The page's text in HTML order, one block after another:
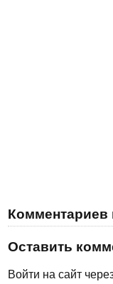
Комментариев
Оставить
Войти на сайт